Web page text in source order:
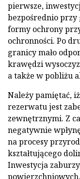
pierwsze,
bezpośrednio
formy ochrony
ochronności. Po
granicy mało
krawędzi
a także w pobliżu
Należy pamiętać,
rezerwatu jest
zewnętrznymi. Z
negatywnie
na procesy
kształtującego
Inwestycja